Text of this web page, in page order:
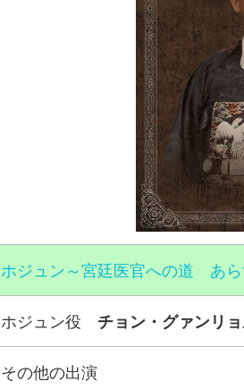
ホジュン～宮廷医官への道
ホジュン役 チョン・グァンリ
その他の出演